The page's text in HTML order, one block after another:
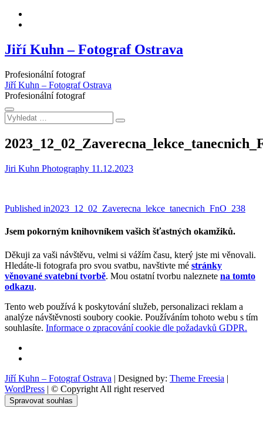
Jiří Kuhn – Fotograf Ostrava
Profesionální fotograf
Jiří Kuhn – Fotograf Ostrava
Profesionální fotograf
Vyhledat
…
Jiri Kuhn Photography 11.12.2023
Navigace
pro
Published in2023_12_02_Zaverecna_lekce_tanecnich_FnO_238
Jsem pokorným knihovníkem vašich šťastných okamžiků.
Děkuji za vaši návštěvu, velmi si vážím času, který jste mi věnovali.
Hledáte-li fotografa pro svou svatbu, navštivte mé stránky
věnované svatební tvorbě. Mou ostatní tvorbu naleznete na tomto
odkazu.
Tento web používá k poskytování služeb, personalizaci reklam a
analýze návštěvnosti soubory cookie. Používáním tohoto webu s tím
souhlasíte. Informace o zpracování cookie dle požadavků GDPR.
Jiří Kuhn – Fotograf Ostrava | Designed by: Theme Freesia |
WordPress | © Copyright All right reserved
Spravovat souhlas